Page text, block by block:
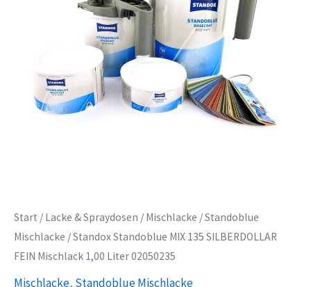
Start / Lacke & Spraydosen / Mischlacke /Standoblue
Mischlacke / Standox Standoblue MIX 135 SILBERDOLLAR
FEIN Mischlack 1,00 Liter 02050235
Mischlacke, Standoblue Mischlacke